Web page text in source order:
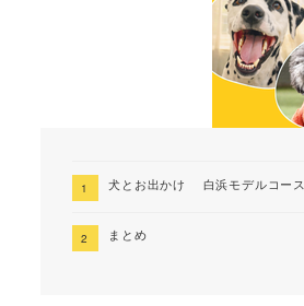
犬とお出かけ 白浜モデルコース
まとめ